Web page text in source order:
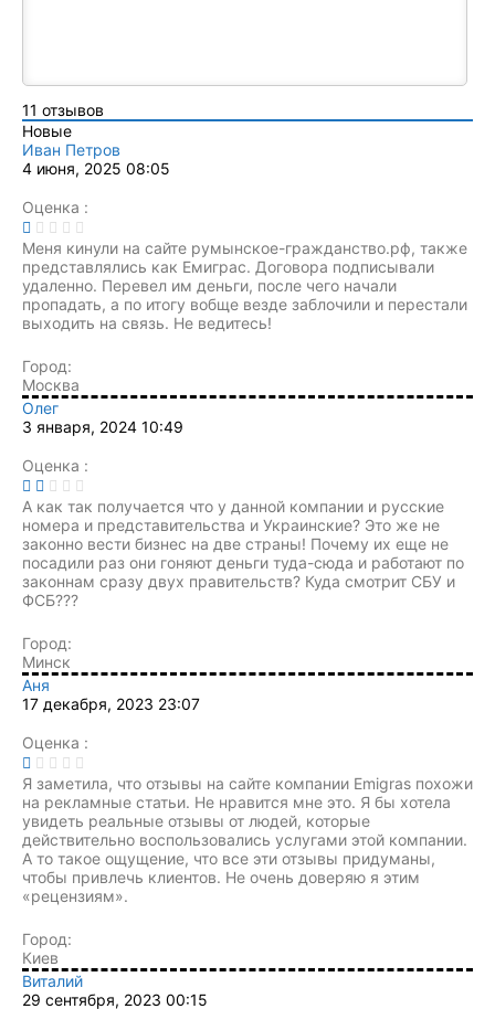
11 отзывов
Новые
Иван Петров
4 июня, 2025 08:05
Оценка :
Меня кинули на сайте румынское-гражданство.рф, также
представлялись как Емиграс. Договора подписывали
удаленно. Перевел им деньги, после чего начали
пропадать, а по итогу вобще везде заблочили и перестали
выходить на связь. Не ведитесь!
Город:
Москва
Олег
3 января, 2024 10:49
Оценка :
А как так получается что у данной компании и русские
номера и представительства и Украинские? Это же не
законно вести бизнес на две страны! Почему их еще не
посадили раз они гоняют деньги туда-сюда и работают по
законнам сразу двух правительств? Куда смотрит СБУ и
ФСБ???
Город:
Минск
Аня
17 декабря, 2023 23:07
Оценка :
Я заметила, что отзывы на сайте компании Emigras похожи
на рекламные статьи. Не нравится мне это. Я бы хотела
увидеть реальные отзывы от людей, которые
действительно воспользовались услугами этой компании.
А то такое ощущение, что все эти отзывы придуманы,
чтобы привлечь клиентов. Не очень доверяю я этим
«рецензиям».
Город:
Киев
Виталий
29 сентября, 2023 00:15